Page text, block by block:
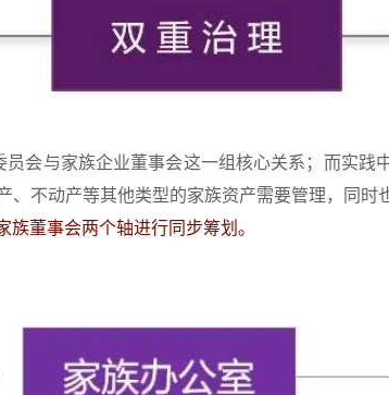
会与家族企业董事会这一组核心关系；而实
不动产等其他类型的家族资产需要管理，同
董事会两个轴进行同步筹划。